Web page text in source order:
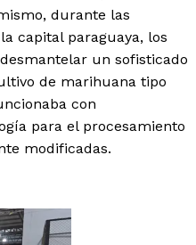
durante las
capital paraguaya, los
un sofisticado
de marihuana tipo
con
para el procesamiento
modificadas.